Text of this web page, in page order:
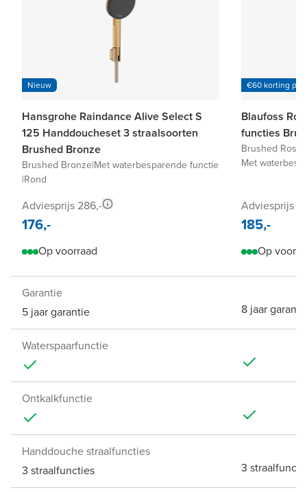
Nieuw
Hansgrohe Raindance Alive Select S
125 Handdoucheset 3 straalsoorten
Brushed Bronze
Brushed Bronze|Met waterbesparende functie
|Rond
Adviesprijs 286,-
176,-
Op voorraad
€60 korting per
Blaufoss
functies
Brushed
Met
Adviesprijs
185,-
Op
Garantie
5 jaar garantie
8 jaar
Waterspaarfunctie
Ontkalkfunctie
Handdouche straalfuncties
3 straalfuncties
3